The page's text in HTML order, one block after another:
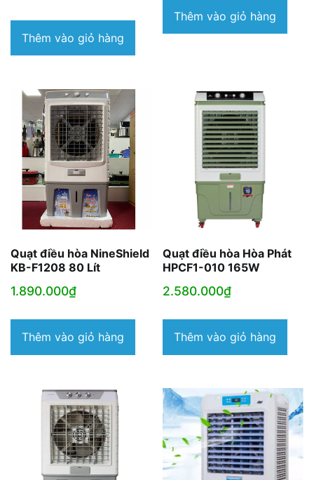
3.265.000₫.
tại
là:
Thêm vào giỏ hàng
Thêm vào giỏ hàng
Quạt điều hòa NineShield
KB-F1208 80 Lít
1.890.000₫
Thêm vào giỏ hàng
Quạt điều hòa Hòa Phát
HPCF1-010 165W
2.580.000₫
Thêm vào giỏ hàng